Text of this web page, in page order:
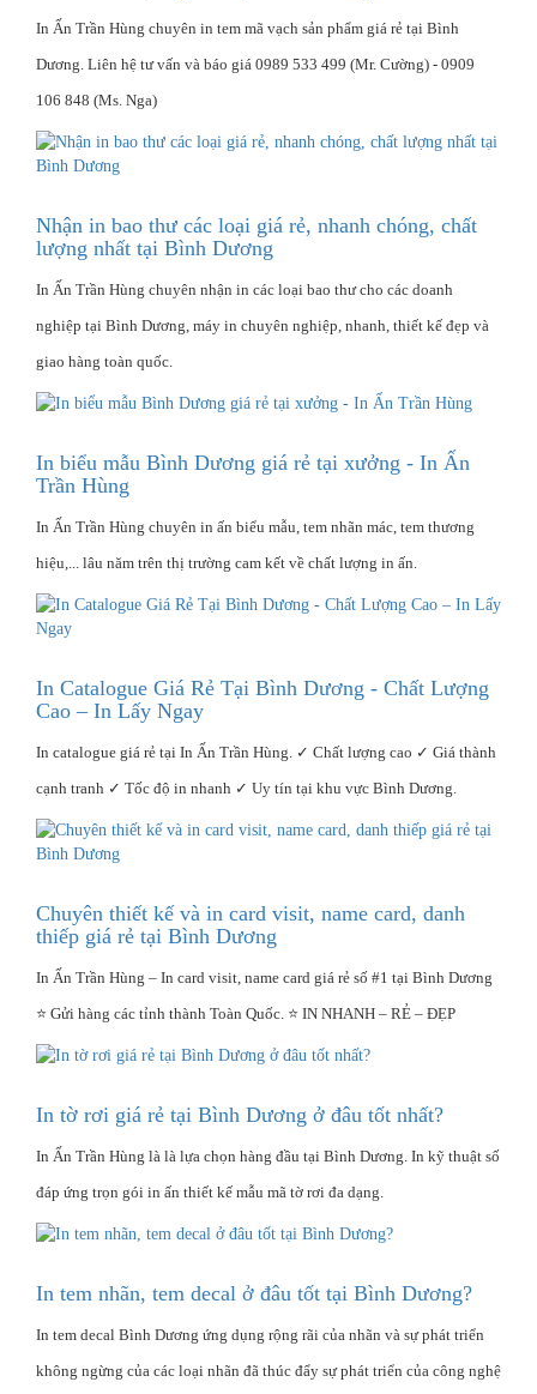
In Ấn Trần Hùng chuyên in tem mã vạch sản phẩm giá rẻ tại Bình
Dương. Liên hệ tư vấn và báo giá 0989 533 499 (Mr. Cường) - 0909
106 848 (Ms. Nga)
Nhận in bao thư các loại giá rẻ, nhanh chóng, chất
lượng nhất tại Bình Dương
In Ấn Trần Hùng chuyên nhận in các loại bao thư cho các doanh
nghiệp tại Bình Dương, máy in chuyên nghiệp, nhanh, thiết kế đẹp và
giao hàng toàn quốc.
In biểu mẫu Bình Dương giá rẻ tại xưởng - In Ấn
Trần Hùng
In Ấn Trần Hùng chuyên in ấn biểu mẫu, tem nhãn mác, tem thương
hiệu,... lâu năm trên thị trường cam kết về chất lượng in ấn.
In Catalogue Giá Rẻ Tại Bình Dương - Chất Lượng
Cao – In Lấy Ngay
In catalogue giá rẻ tại In Ấn Trần Hùng. ✓ Chất lượng cao ✓ Giá thành
cạnh tranh ✓ Tốc độ in nhanh ✓ Uy tín tại khu vực Bình Dương.
Chuyên thiết kế và in card visit, name card, danh
thiếp giá rẻ tại Bình Dương
In Ấn Trần Hùng – In card visit, name card giá rẻ số #1 tại Bình Dương
⭐ Gửi hàng các tỉnh thành Toàn Quốc. ⭐ IN NHANH – RẺ – ĐẸP
In tờ rơi giá rẻ tại Bình Dương ở đâu tốt nhất?
In Ấn Trần Hùng là là lựa chọn hàng đầu tại Bình Dương. In kỹ thuật số
đáp ứng trọn gói in ấn thiết kế mẫu mã tờ rơi đa dạng.
In tem nhãn, tem decal ở đâu tốt tại Bình Dương?
In tem decal Bình Dương ứng dụng rộng rãi của nhãn và sự phát triển
không ngừng của các loại nhãn đã thúc đẩy sự phát triển của công nghệ